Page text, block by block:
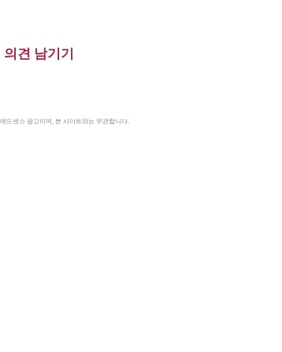
의견 남기기
드센스 광고이며, 본 사이트와는 무관합니다.